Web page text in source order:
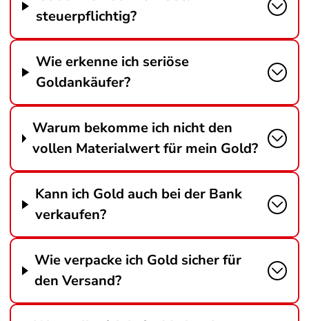
steuerpflichtig?
Wie erkenne ich seriöse
Goldankäufer?
Warum bekomme ich nicht den
vollen Materialwert für mein Gold?
Kann ich Gold auch bei der Bank
verkaufen?
Wie verpacke ich Gold sicher für
den Versand?